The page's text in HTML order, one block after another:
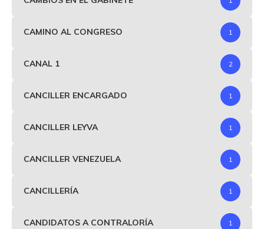
CAMINO AL CONGRESO 1
CANAL 1 2
CANCILLER ENCARGADO 1
CANCILLER LEYVA 1
CANCILLER VENEZUELA 1
CANCILLERÍA 1
CANDIDATOS A CONTRALORÍA 1